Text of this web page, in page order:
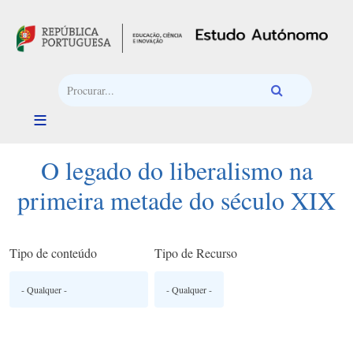
O legado do liberalismo na
primeira metade do século XIX
Tipo de conteúdo Tipo de Recurso